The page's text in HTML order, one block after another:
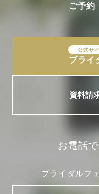
ご予約
公式サ
ブライ
資料請
お電話
ブライダルフ